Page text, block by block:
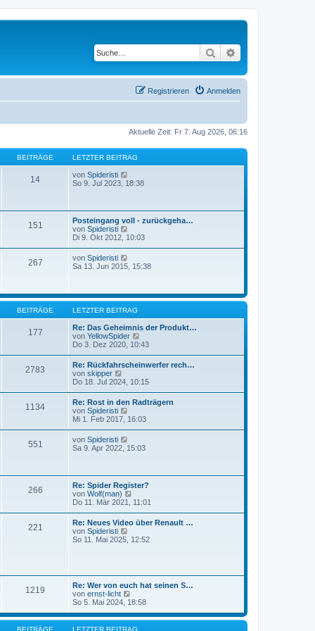
Suche
Anmelden
Registrieren
Aktuelle Zeit: Fr 7. Aug 2026, 06:16
BEITRÄGE LETZTER BEITRAG
14 von Spideristi
e
e
r
B
e
t
g
So 9. Jul 2023, 18:38
151
Posteingang voll - zurückgeha…
von Spideristi
e
t
B
e
i
t
r
a
g
Di 9. Okt 2012, 10:03
267 von Spideristi
t
e
B
e
i
r
a
Sa 13. Jun 2015, 15:38
BEITRÄGE LETZTER BEITRAG
177
Re: Das Geheimnis der Produkt…
von YellowSpider
e
e
s
t
e
r
B
i
t
a
g
Do 3. Dez 2020, 10:43
2783
Re: Rückfahrscheinwerfer rech…
von skipper
e
s
t
e
r
B
e
r
a
g
Do 18. Jul 2024, 10:15
1134
Re: Rost in den Radträgern
von Spideristi
e
s
t
B
e
i
t
r
a
g
Mi 1. Feb 2017, 16:03
551 von Spideristi
e
t
e
r
B
e
i
Sa 9. Apr 2022, 15:03
266
Re: Spider Register?
von Wolf(man)
e
e
s
t
e
i
t
a
g
Do 11. Mär 2021, 11:01
221
Re: Neues Video über Renault …
von Spideristi
e
r
B
e
i
t
So 11. Mai 2025, 12:52
1219
Re: Wer von euch hat seinen S…
von ernst-licht
e
e
s
So 5. Mai 2024, 18:58
BEITRÄGE LETZTER BEITRAG